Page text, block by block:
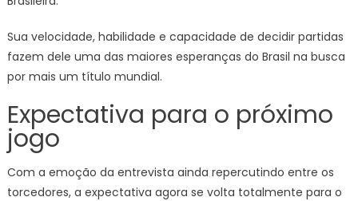
Sua velocidade, habilidade e capacidade de decidir partidas
fazem dele uma das maiores esperanças do Brasil na busca
por mais um título mundial.
Expectativa para o próximo
jogo
Com a emoção da entrevista ainda repercutindo entre os
torcedores, a expectativa agora se volta totalmente para o